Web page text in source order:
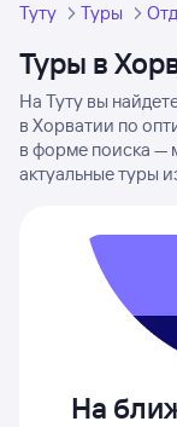
Туту Туры
Туры в
На Туту вы
в Хорватии по
в форме поиска —
актуальные туры
На